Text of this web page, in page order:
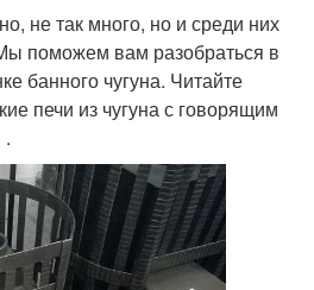
не так много, но и среди них
поможем вам разобраться в
банного чугуна. Читайте
печи из чугуна с говорящим
.